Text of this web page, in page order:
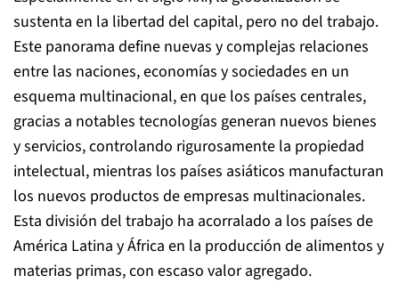
sustenta en la libertad del capital, pero no del trabajo.
Este panorama define nuevas y complejas relaciones
entre las naciones, economías y sociedades en un
esquema multinacional, en que los países centrales,
gracias a notables tecnologías generan nuevos bienes
y servicios, controlando rigurosamente la propiedad
intelectual, mientras los países asiáticos manufacturan
los nuevos productos de empresas multinacionales.
Esta división del trabajo ha acorralado a los países de
América Latina y África en la producción de alimentos y
materias primas, con escaso valor agregado.